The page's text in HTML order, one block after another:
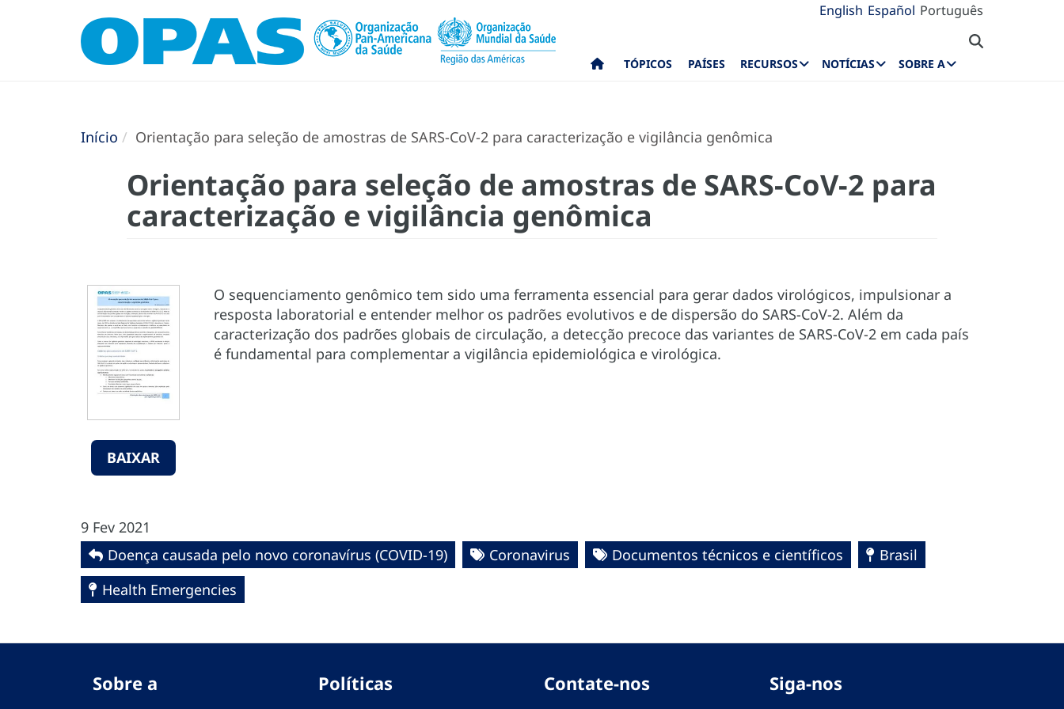
English Español Português
TÓPICOS PAÍSES RECURSOS NOTÍCIAS SOBRE A
Início Orientação para seleção de amostras de SARS-CoV-2 para caracterização e vigilância genômica
Orientação para seleção de amostras de SARS-CoV-2 para
caracterização e vigilância genômica
BAIXAR
O sequenciamento genômico tem sido uma ferramenta essencial para gerar dados virológicos, impulsionar a
resposta laboratorial e entender melhor os padrões evolutivos e de dispersão do SARS-CoV-2. Além da
caracterização dos padrões globais de circulação, a detecção precoce das variantes de SARS-CoV-2 em cada país
é fundamental para complementar a vigilância epidemiológica e virológica.
9 Fev 2021
Doença causada pelo novo coronavírus (COVID-19)
Coronavirus Documentos técnicos e científicos
Brasil
Health Emergencies
Sobre a Políticas Contate-nos Siga-nos